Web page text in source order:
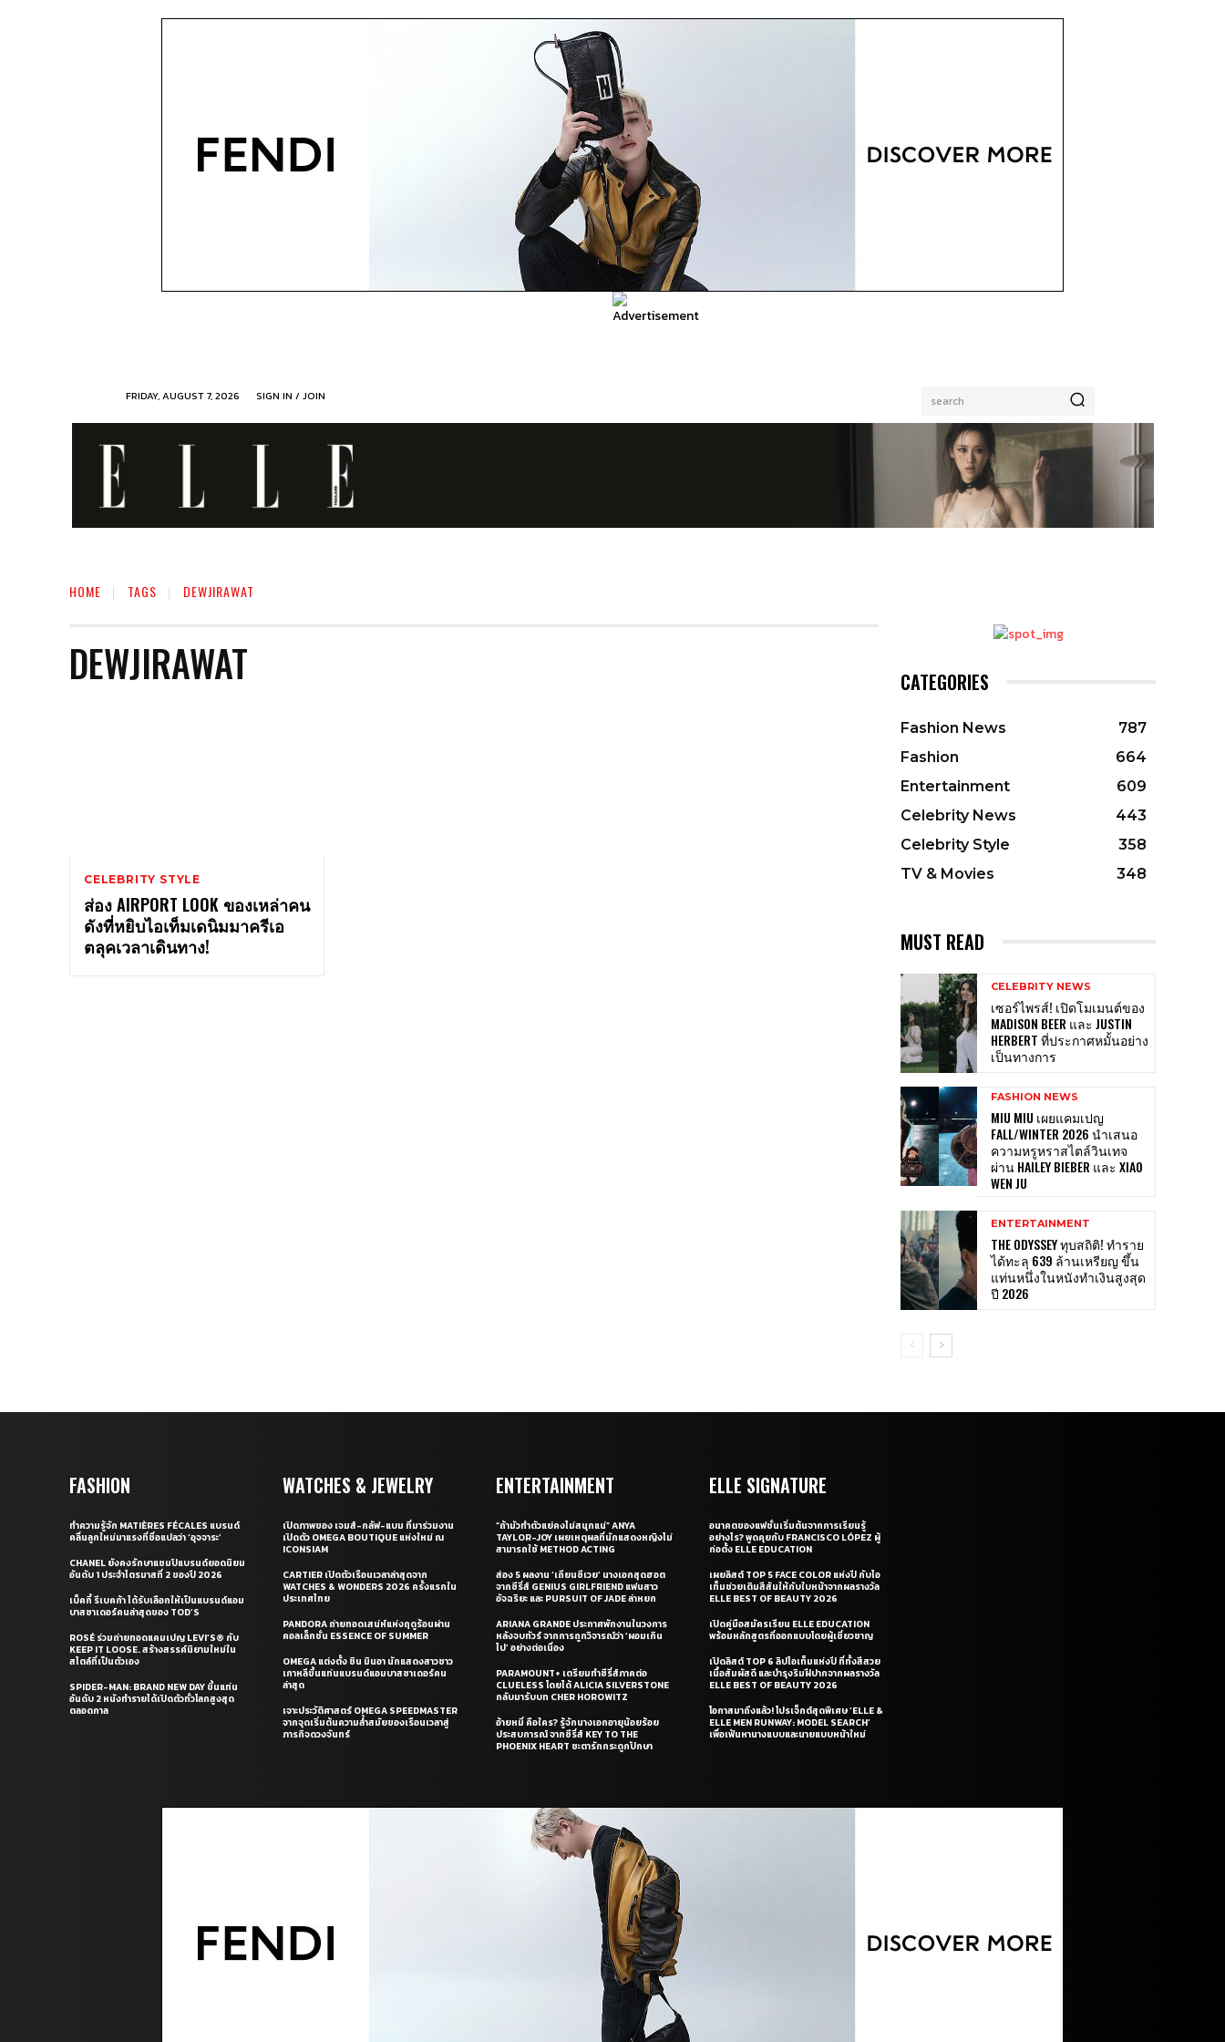
FRIDAY, AUGUST 7, 2026 search
SIGN IN / JOIN
HOME TAGS DEWJIRAWAT
DEWJIRAWAT
CELEBRITY STYLE
ส่อง AIRPORT LOOK ของเหล่าคน
ดังที่หยิบไอเท็มเดนิมมาครีเอ
ตลุคเวลาเดินทาง!
CATEGORIES
Fashion News
787
Fashion
664
Entertainment
609
Celebrity News
443
Celebrity Style
358
TV & Movies
348
MUST READ
CELEBRITY NEWS
เซอร์ไพรส์! เปิดโมเมนต์ของ
MADISON BEER และ JUSTIN
HERBERT ที่ประกาศหมั้นอย่าง
เป็นทางการ
FASHION NEWS
MIU MIU เผยแคมเปญ
FALL/WINTER 2026 นำเสนอ
ความหรูหราสไตล์วินเทจ
ผ่าน HAILEY BIEBER และ XIAO
WEN JU
ENTERTAINMENT
THE ODYSSEY ทุบสถิติ! ทำราย
ได้ทะลุ 639 ล้านเหรียญ ขึ้น
แท่นหนึ่งในหนังทำเงินสูงสุด
ปี 2026
FASHION
ทำความรู้จัก MATIÈRES FÉCALES แบรนด์
คลื่นลูกใหม่มาแรงที่ชื่อแปลว่า ‘อุจจาระ’
CHANEL ยังคงรักษาแชมป์แบรนด์ยอดนิยม
อันดับ 1 ประจำไตรมาสที่ 2 ของปี 2026
เบ็คกี้ รีเบคก้า ได้รับเลือกให้เป็นแบรนด์แอม
บาสซาเดอร์คนล่าสุดของ TOD’S
ROSÉ ร่วมถ่ายทอดแคมเปญ LEVI’S® กับ
KEEP IT LOOSE. สร้างสรรค์นิยามใหม่ใน
สไตล์ที่เป็นตัวเอง
SPIDER-MAN: BRAND NEW DAY ขึ้นแท่น
อันดับ 2 หนังทำรายได้เปิดตัวทั่วโลกสูงสุด
ตลอดกาล
WATCHES & JEWELRY
เปิดภาพของ เจมส์-กลัฟ-แบม ที่มาร่วมงาน
เปิดตัว OMEGA BOUTIQUE แห่งใหม่ ณ
ICONSIAM
CARTIER เปิดตัวเรือนเวลาล่าสุดจาก
WATCHES & WONDERS 2026 ครั้งแรกใน
ประเทศไทย
PANDORA ถ่ายทอดเสน่ห์แห่งฤดูร้อนผ่าน
คอลเล็กชั่น ESSENCE OF SUMMER
OMEGA แต่งตั้ง ชิน มินอา นักแสดงสาวชาว
เกาหลีขึ้นแท่นแบรนด์แอมบาสซาเดอร์คน
ล่าสุด
เจาะประวัติศาสตร์ OMEGA SPEEDMASTER
จากจุดเริ่มต้นความล้ำสมัยของเรือนเวลาสู่
ภารกิจดวงจันทร์
ENTERTAINMENT
“ถ้ามัวทำตัวแย่คงไม่สนุกแน่” ANYA
TAYLOR-JOY เผยเหตุผลที่นักแสดงหญิงไม่
สามารถใช้ METHOD ACTING
ส่อง 5 ผลงาน ‘เถียนซีเวย’ นางเอกสุดฮอต
จากซีรี่ส์ GENIUS GIRLFRIEND แฟนสาว
อัจฉริยะ และ PURSUIT OF JADE ล่าหยก
ARIANA GRANDE ประกาศพักงานในวงการ
หลังจบทัวร์ จากการถูกวิจารณ์ว่า ‘ผอมเกิน
ไป’ อย่างต่อเนื่อง
PARAMOUNT+ เตรียมทำซีรี่ส์ภาคต่อ
CLUELESS โดยได้ ALICIA SILVERSTONE
กลับมารับบท CHER HOROWITZ
อ้ายหมี่ คือใคร? รู้จักนางเอกอายุน้อยร้อย
ประสบการณ์ จากซีรี่ส์ KEY TO THE
PHOENIX HEART ชะตารักกระดูกปักษา
ELLE SIGNATURE
อนาคตของแฟชั่นเริ่มต้นจากการเรียนรู้
อย่างไร? พูดคุยกับ FRANCISCO LÓPEZ ผู้
ก่อตั้ง ELLE EDUCATION
เผยลิสต์ TOP 5 FACE COLOR แห่งปี กับไอ
เท็มช่วยเติมสีสันให้กับใบหน้าจากผลรางวัล
ELLE BEST OF BEAUTY 2026
เปิดคู่มือสมัครเรียน ELLE EDUCATION
พร้อมหลักสูตรที่ออกแบบโดยผู้เชี่ยวชาญ
เปิดลิสต์ TOP 6 ลิปไอเท็มแห่งปี ที่ทั้งสีสวย
เนื้อสัมผัสดี และบำรุงริมฝีปากจากผลรางวัล
ELLE BEST OF BEAUTY 2026
โอกาสมาถึงแล้ว! โปรเจ็กต์สุดพิเศษ ‘ELLE &
ELLE MEN RUNWAY: MODEL SEARCH’
เพื่อเฟ้นหานางแบบและนายแบบหน้าใหม่